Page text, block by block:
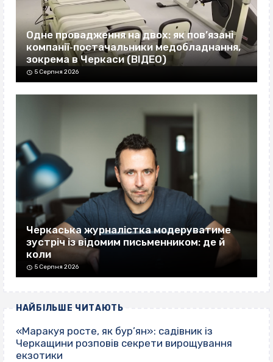
Одне провадження на двох: як пов’язані
компанії‐постачальники медобладнання,
зокрема в Черкаси (ВІДЕО)
5 Серпня 2026
Черкаська журналістка модеруватиме
зустріч із відомим письменником: де й
коли
5 Серпня 2026
НАЙБІЛЬШЕ ЧИТАЮТЬ
«Маракуя росте, як бур’ян»: садівник із
Черкащини розповів секрети вирощування
екзотики